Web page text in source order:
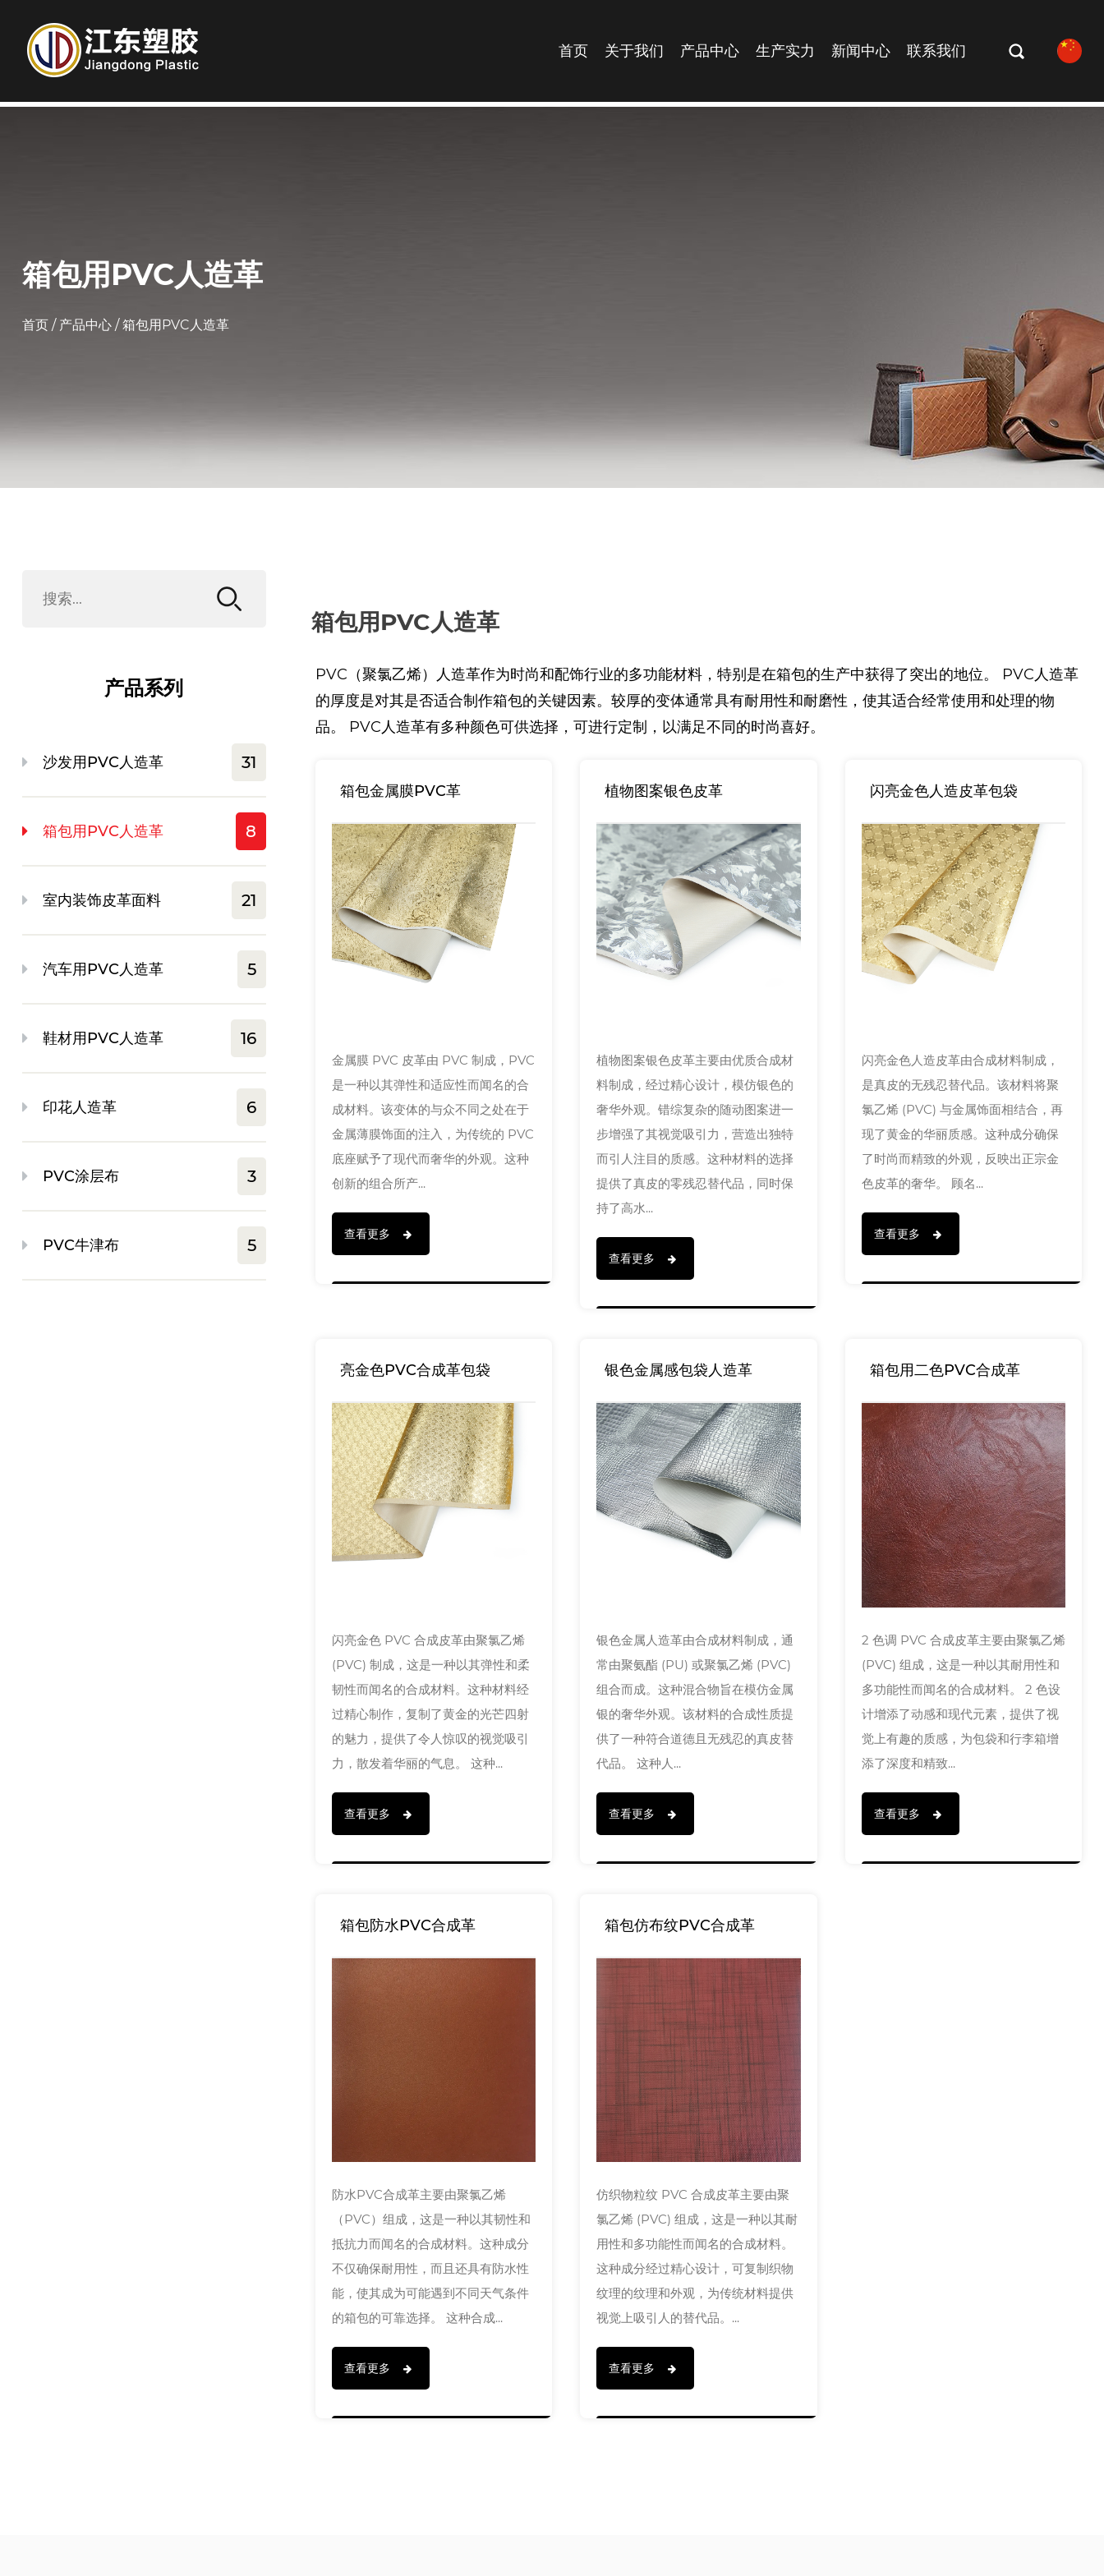
首页 关于我们 产品中心 生产实力 新闻中心 联系我们
箱包用PVC人造革
首页 / 产品中心 /箱包用PVC人造革
产品系列
沙发用PVC人造革 31
箱包用PVC人造革 8
室内装饰皮革面料 21
汽车用PVC人造革 5
鞋材用PVC人造革 16
印花人造革 6
PVC涂层布 3
PVC牛津布 5
箱包用PVC人造革
PVC（聚氯乙烯）人造革作为时尚和配饰行业的多功能材料，特别是在箱包的生产中获得了突出的地位。 PVC人造革
的厚度是对其是否适合制作箱包的关键因素。较厚的变体通常具有耐用性和耐磨性，使其适合经常使用和处理的物
品。 PVC人造革有多种颜色可供选择，可进行定制，以满足不同的时尚喜好。
箱包金属膜PVC革
金属膜 PVC 皮革由 PVC 制成，PVC
是一种以其弹性和适应性而闻名的合
成材料。该变体的与众不同之处在于
金属薄膜饰面的注入，为传统的 PVC
底座赋予了现代而奢华的外观。这种
创新的组合所产...
查看更多
植物图案银色皮革
植物图案银色皮革主要由优质合成材
料制成，经过精心设计，模仿银色的
奢华外观。错综复杂的随动图案进一
步增强了其视觉吸引力，营造出独特
而引人注目的质感。这种材料的选择
提供了真皮的零残忍替代品，同时保
持了高水...
查看更多
闪亮金色人造皮革包袋
闪亮金色人造皮革由合成材料制成，
是真皮的无残忍替代品。该材料将聚
氯乙烯 (PVC) 与金属饰面相结合，再
现了黄金的华丽质感。这种成分确保
了时尚而精致的外观，反映出正宗金
色皮革的奢华。 顾名...
查看更多
亮金色PVC合成革包袋
闪亮金色 PVC 合成皮革由聚氯乙烯
(PVC) 制成，这是一种以其弹性和柔
韧性而闻名的合成材料。这种材料经
过精心制作，复制了黄金的光芒四射
的魅力，提供了令人惊叹的视觉吸引
力，散发着华丽的气息。 这种...
查看更多
银色金属感包袋人造革
银色金属人造革由合成材料制成，通
常由聚氨酯 (PU) 或聚氯乙烯 (PVC)
组合而成。这种混合物旨在模仿金属
银的奢华外观。该材料的合成性质提
供了一种符合道德且无残忍的真皮替
代品。 这种人...
查看更多
箱包用二色PVC合成革
2 色调 PVC 合成皮革主要由聚氯乙烯
(PVC) 组成，这是一种以其耐用性和
多功能性而闻名的合成材料。 2 色设
计增添了动感和现代元素，提供了视
觉上有趣的质感，为包袋和行李箱增
添了深度和精致...
查看更多
箱包防水PVC合成革
防水PVC合成革主要由聚氯乙烯
（PVC）组成，这是一种以其韧性和
抵抗力而闻名的合成材料。这种成分
不仅确保耐用性，而且还具有防水性
能，使其成为可能遇到不同天气条件
的箱包的可靠选择。 这种合成...
查看更多
箱包仿布纹PVC合成革
仿织物粒纹 PVC 合成皮革主要由聚
氯乙烯 (PVC) 组成，这是一种以其耐
用性和多功能性而闻名的合成材料。
这种成分经过精心设计，可复制织物
纹理的纹理和外观，为传统材料提供
视觉上吸引人的替代品。...
查看更多